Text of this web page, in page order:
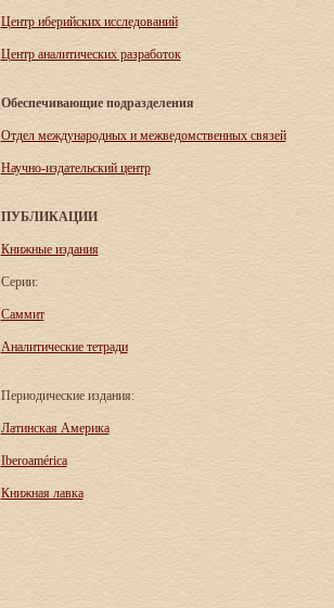
Центр иберийских исследований
Центр аналитических разработок
Обеспечивающие подразделения
Отдел международных и межведомственных связей
Научно-издательский центр
ПУБЛИКАЦИИ
Книжные издания
Серии:
Саммит
Аналитические тетради
Периодические издания:
Латинская Америка
Iberoamérica
Книжная лавка